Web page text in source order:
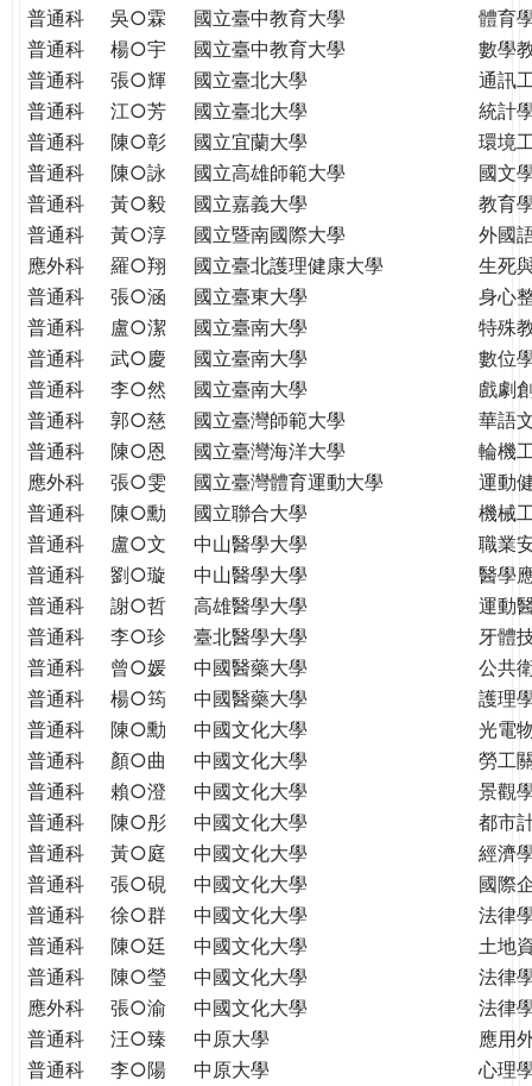
民。
WAGOR
TODAY
THE
WORLD
TOMORROW
PUTTING
YOU
ON
THE
PATH
GLOBAL
CITIZENSHIP
普通科
吳○霖 國立臺中教育大學
體育
普通科
楊○宇 國立臺中教育大學
數學
普通科
張○輝 國立臺北大學
通訊
普通科
江○芳 國立臺北大學
統計
普通科
陳○彰 國立宜蘭大學
環境
普通科
陳○詠 國立高雄師範大學
國文
普通科
黃○毅 國立嘉義大學
教育
普通科
黃○淳 國立暨南國際大學
外國
應外科
羅○翔 國立臺北護理健康大學
生死
普通科
張○涵 國立臺東大學
身心
普通科
盧○潔 國立臺南大學
特殊
普通科
武○慶 國立臺南大學
數位
普通科
李○然 國立臺南大學
戲劇
普通科
郭○慈 國立臺灣師範大學
華語
普通科
陳○恩 國立臺灣海洋大學
輪機
應外科
張○雯 國立臺灣體育運動大學
運動
普通科
陳○勳 國立聯合大學
機械
普通科
盧○文 中山醫學大學
職業
普通科
劉○璇 中山醫學大學
醫學
普通科
謝○哲 高雄醫學大學
運動
普通科
李○珍 臺北醫學大學
牙體
普通科
曾○媛 中國醫藥大學
公共
普通科
楊○筠 中國醫藥大學
護理
普通科
陳○勳 中國文化大學
光電
普通科
顏○曲 中國文化大學
勞工
普通科
賴○澄 中國文化大學
景觀
普通科
陳○彤 中國文化大學
都市
普通科
黃○庭 中國文化大學
經濟
普通科
張○硯 中國文化大學
國際
普通科
徐○群 中國文化大學
法律
普通科
陳○廷 中國文化大學
土地
普通科
陳○瑩 中國文化大學
法律
應外科
張○渝 中國文化大學
法律
普通科
汪○臻 中原大學
應用
普通科
李○陽 中原大學
心理